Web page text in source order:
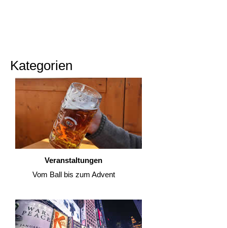
Kategorien
Veranstaltungen
Vom Ball bis zum Advent